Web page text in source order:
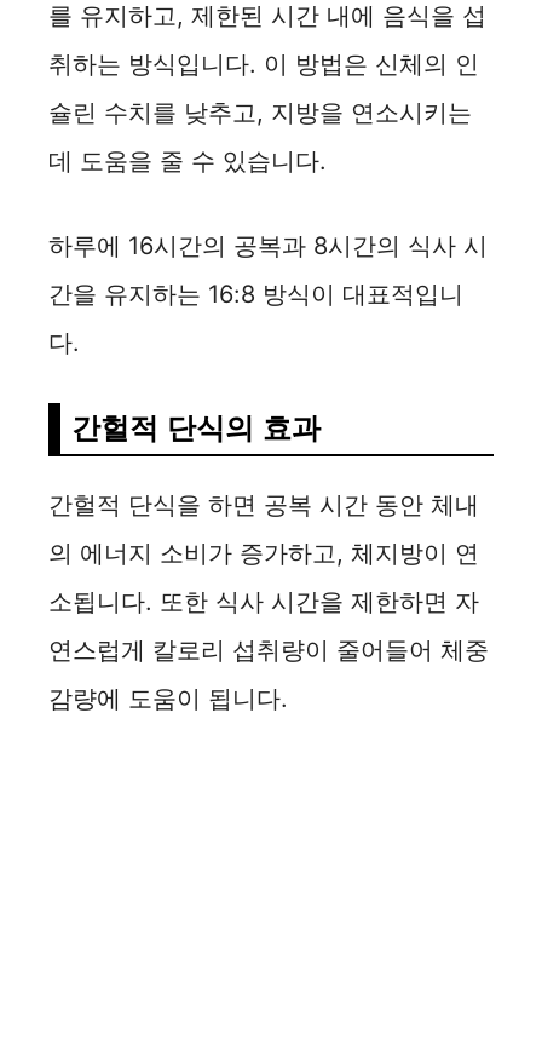
를 유지하고, 제한된 시간 내에 음식을 섭
취하는 방식입니다. 이 방법은 신체의 인
슐린 수치를 낮추고, 지방을 연소시키는
데 도움을 줄 수 있습니다.
하루에 16시간의 공복과 8시간의 식사 시
간을 유지하는 16:8 방식이 대표적입니
다.
간헐적 단식의 효과
간헐적 단식을 하면 공복 시간 동안 체내
의 에너지 소비가 증가하고, 체지방이 연
소됩니다. 또한 식사 시간을 제한하면 자
연스럽게 칼로리 섭취량이 줄어들어 체중
감량에 도움이 됩니다.